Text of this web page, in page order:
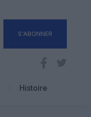
S'ABONNER
Histoire